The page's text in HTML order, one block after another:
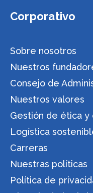
Corporativo
Sobre nosotros
Nuestros
Consejo de
Nuestros valores
Gestión de ética
Logística
Carreras
Nuestras políticas
Política de